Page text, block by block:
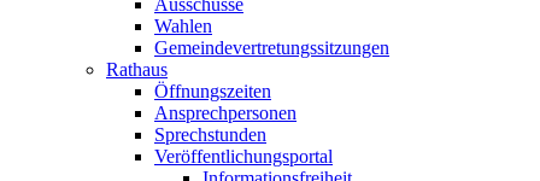
Ausschüsse
Wahlen
Gemeindevertretungssitzungen
Rathaus
Öffnungszeiten
Ansprechpersonen
Sprechstunden
Veröffentlichungsportal